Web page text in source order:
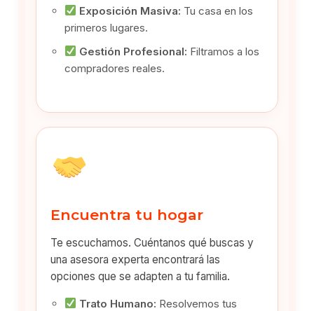
Exposición Masiva: Tu casa en los
primeros lugares.
Gestión Profesional: Filtramos a los
compradores reales.
Encuentra tu hogar
Te escuchamos. Cuéntanos qué buscas y
una asesora experta encontrará las
opciones que se adapten a tu familia.
Trato Humano: Resolvemos tus